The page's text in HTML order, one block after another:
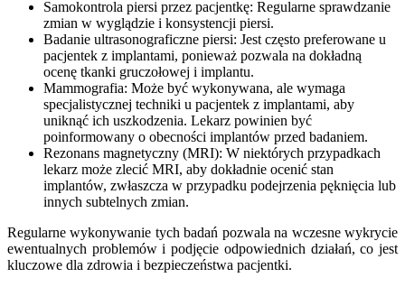
Samokontrola piersi przez pacjentkę: Regularne sprawdzanie
zmian w wyglądzie i konsystencji piersi.
Badanie ultrasonograficzne piersi: Jest często preferowane u
pacjentek z implantami, ponieważ pozwala na dokładną
ocenę tkanki gruczołowej i implantu.
Mammografia: Może być wykonywana, ale wymaga
specjalistycznej techniki u pacjentek z implantami, aby
uniknąć ich uszkodzenia. Lekarz powinien być
poinformowany o obecności implantów przed badaniem.
Rezonans magnetyczny (MRI): W niektórych przypadkach
lekarz może zlecić MRI, aby dokładnie ocenić stan
implantów, zwłaszcza w przypadku podejrzenia pęknięcia lub
innych subtelnych zmian.
Regularne wykonywanie tych badań pozwala na wczesne wykrycie
ewentualnych problemów i podjęcie odpowiednich działań, co jest
kluczowe dla zdrowia i bezpieczeństwa pacjentki.